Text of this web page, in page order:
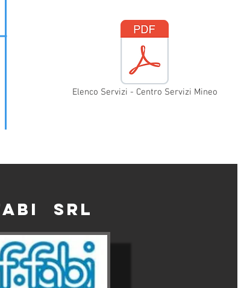
Elenco Servizi - Centro Servizi Mineo
srl